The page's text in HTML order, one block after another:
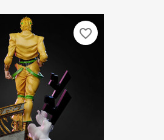
favorite_border